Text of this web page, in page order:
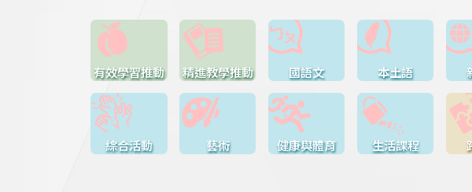
有效學習推動 精進教學推動 國語文 本土語
綜合活動 藝術 健康與體育 生活課程